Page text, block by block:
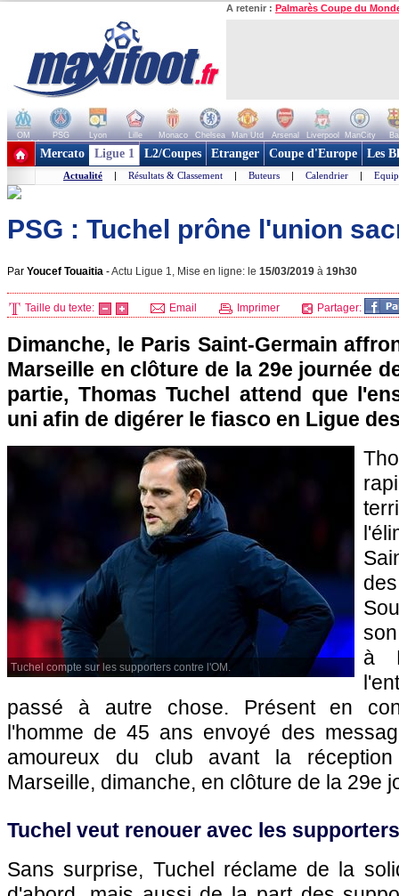
A retenir : Palmarès Coupe du
OM PSG Lyon Lille Monaco Chelsea Man Utd Arsenal Liverpool ManCity
+ de clubs
Mercato Ligue 1 L2/Coupes Etranger Coupe d'Europe Les
Actualité | Résultats & Classement | Buteurs | Calendrier |
PSG : Tuchel prône l'union
Par Youcef Touaitia -Actu Ligue 1, Mise en ligne: le 15/03/2019 à 19h30
Taille du texte: Email Imprimer Partager:
Dimanche, le Paris Saint-Germain
Marseille en clôture de la 29e journée
partie, Thomas Tuchel attend que
uni afin de digérer le fiasco en Ligue
Tuchel compte sur les supporters contre l'OM.
à
passé à autre chose. Présent en
l'homme de 45 ans envoyé des
amoureux du club avant la
Marseille, dimanche, en clôture de la 29e
Tuchel veut renouer avec les supporters
Sans surprise, Tuchel réclame de la